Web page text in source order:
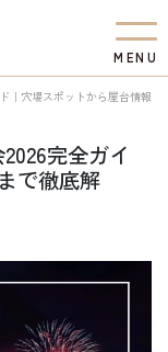
M EN U
｜穴場スポットから屋台情報
完全ガイ
で徹底解